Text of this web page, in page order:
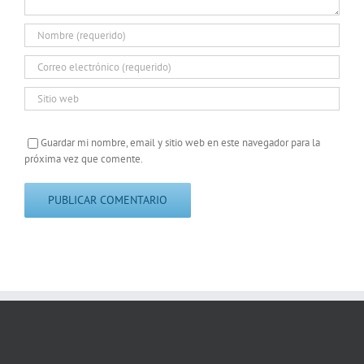
Guardar mi nombre, email y sitio web en este navegador para la
próxima vez que comente.